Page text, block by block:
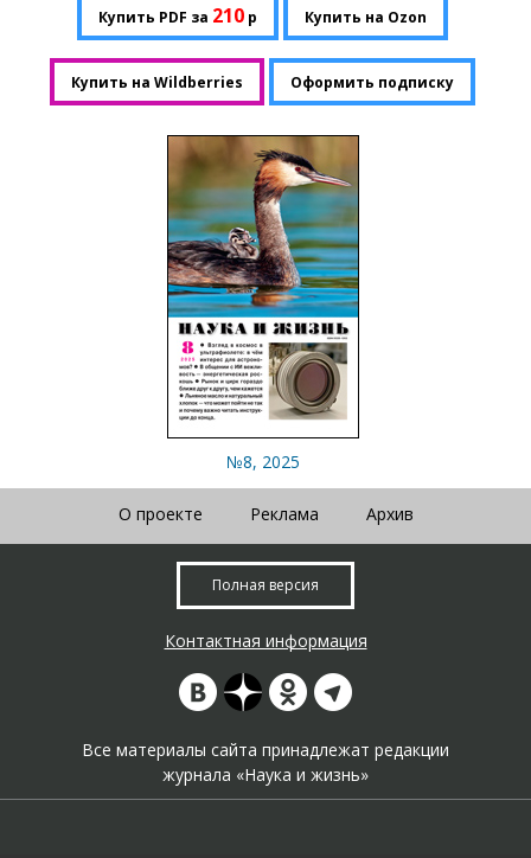
Купить PDF за 210 р Купить на Ozon
Купить на Wildberries Оформить подписку
№8, 2025
О проекте Реклама Архив
Полная версия
Контактная информация
Все материалы сайта принадлежат редакции
журнала «Наука и жизнь»